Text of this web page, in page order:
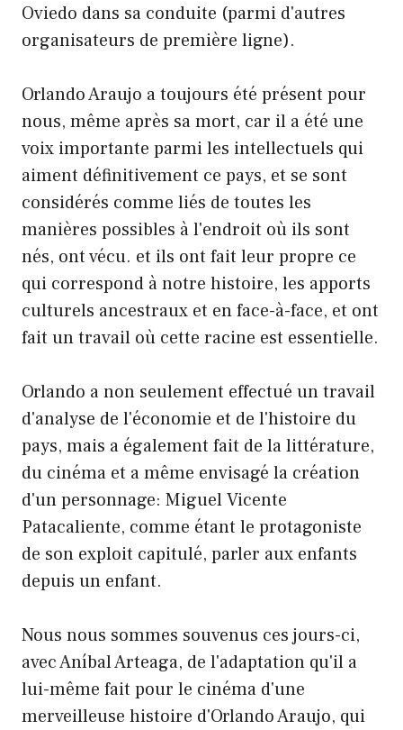
Oviedo dans sa conduite (parmi d'autres
organisateurs de première ligne).
Orlando Araujo a toujours été présent pour
nous, même après sa mort, car il a été une
voix importante parmi les intellectuels qui
aiment définitivement ce pays, et se sont
considérés comme liés de toutes les
manières possibles à l'endroit où ils sont
nés, ont vécu. et ils ont fait leur propre ce
qui correspond à notre histoire, les apports
culturels ancestraux et en face-à-face, et ont
fait un travail où cette racine est essentielle.
Orlando a non seulement effectué un travail
d'analyse de l'économie et de l'histoire du
pays, mais a également fait de la littérature,
du cinéma et a même envisagé la création
d'un personnage: Miguel Vicente
Patacaliente, comme étant le protagoniste
de son exploit capitulé, parler aux enfants
depuis un enfant.
Nous nous sommes souvenus ces jours-ci,
avec Aníbal Arteaga, de l'adaptation qu'il a
lui-même fait pour le cinéma d'une
merveilleuse histoire d'Orlando Araujo, qui